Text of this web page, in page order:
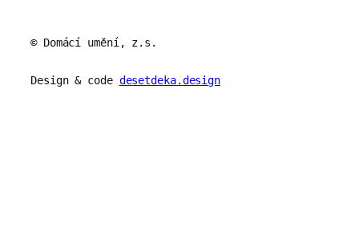
© Domácí umění, z.s.
Design & code desetdeka.design